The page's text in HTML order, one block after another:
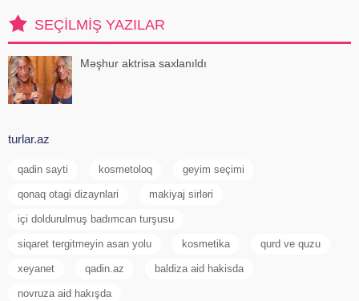
SEÇILMIŞ YAZILAR
Məşhur aktrisa saxlanıldı
turlar.az
qadin sayti kosmetoloq geyim seçimi
qonaq otagi dizaynlari makiyaj sirləri
içi doldurulmuş badımcan turşusu
siqaret tergitmeyin asan yolu kosmetika qurd ve quzu
xeyanet qadin.az baldiza aid hakisda
novruza aid hakışda